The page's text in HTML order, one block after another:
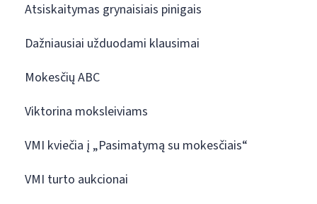
Atsiskaitymas grynaisiais pinigais
Dažniausiai užduodami klausimai
Mokesčių ABC
Viktorina moksleiviams
VMI kviečia į „Pasimatymą su mokesčiais“
VMI turto aukcionai